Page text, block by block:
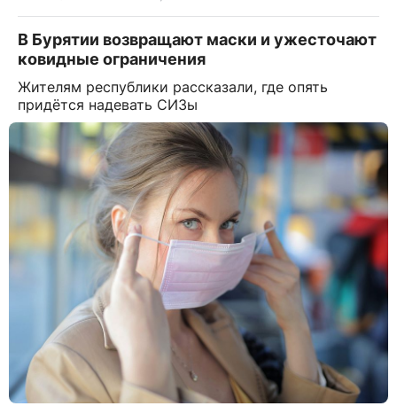
В Бурятии возвращают маски и ужесточают
ковидные ограничения
Жителям республики рассказали, где опять
придётся надевать СИЗы